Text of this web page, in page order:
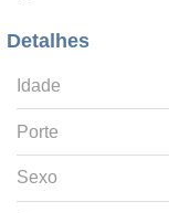
Detalhes
Idade
Porte
Sexo